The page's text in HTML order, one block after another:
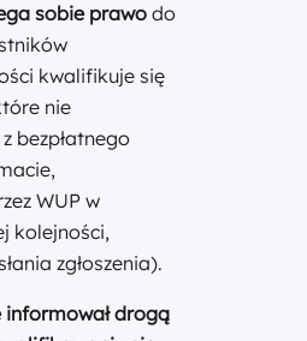
sobie prawo do
kwalifikuje się
nie
bezpłatnego
WUP w
kolejności,
zgłoszenia).
drogą